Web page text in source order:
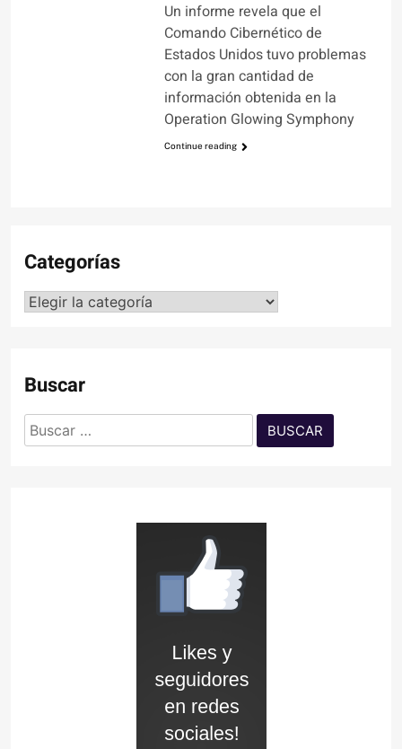
Un informe revela que el
Comando Cibernético de
Estados Unidos tuvo problemas
con la gran cantidad de
información obtenida en la
Operation Glowing Symphony
Continue reading
Categorías
Categorías
Buscar
Buscar: